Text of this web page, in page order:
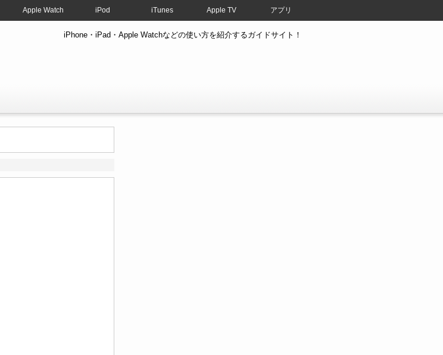
Apple Watch iPod iTunes Apple TV アプリ
iPhone・iPad・Apple Watchなどの使い方を紹介するガイドサイト！